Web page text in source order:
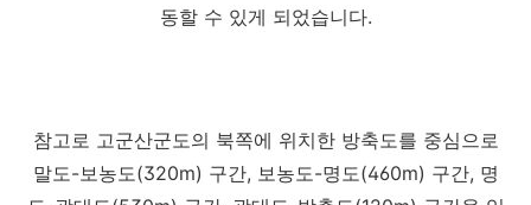
동할 수 있게 되었습니다.
참고로 고군산군도의 북쪽에 위치한 방축도를 중심으로
말도-보농도(320m) 구간, 보농도-명도(460m) 구간, 명